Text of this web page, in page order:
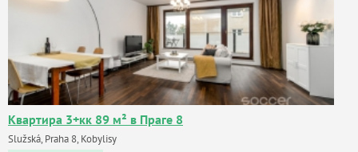
Квартира 3+кк 89 м² в Праге 8
Služská, Praha 8, Kobylisy